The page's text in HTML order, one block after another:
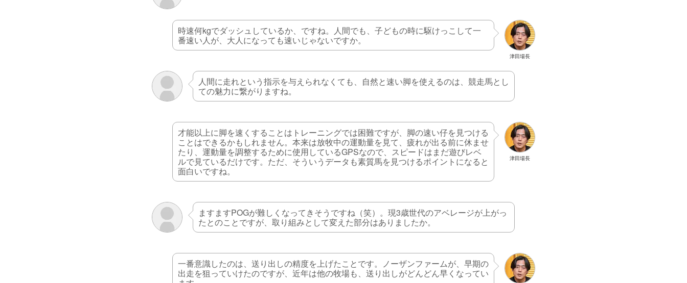
津田場長
時速何kgでダッシュしているか、ですね。人間でも、子どもの時に駆けっこして一
番速い人が、大人になっても速いじゃないですか。
人間に走れという指示を与えられなくても、自然と速い脚を使えるのは、競走馬とし
ての魅力に繋がりますね。
津田場長
才能以上に脚を速くすることはトレーニングでは困難ですが、脚の速い仔を見つける
ことはできるかもしれません。本来は放牧中の運動量を見て、疲れが出る前に休ませ
たり、運動量を調整するために使用しているGPSなので、スピードはまだ遊びレベ
ルで見ているだけです。ただ、そういうデータも素質馬を見つけるポイントになると
面白いですね。
ますますPOGが難しくなってきそうですね（笑）。現3歳世代のアベレージが上がっ
たとのことですが、取り組みとして変えた部分はありましたか。
一番意識したのは、送り出しの精度を上げたことです。ノーザンファームが、早期の
出走を狙っていけたのですが、近年は他の牧場も、送り出しがどんどん早くなってい